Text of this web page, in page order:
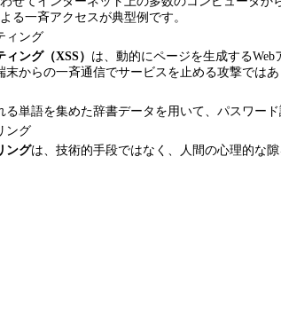
る一斉アクセスが典型例です。
ィング
ング（XSS） は、動的にページを生成する
からの一斉通信でサービスを止める攻撃ではあ
る単語を集めた辞書データを用いて、パスワー
ング
ングは、技術的手段ではなく、人間の心理的な